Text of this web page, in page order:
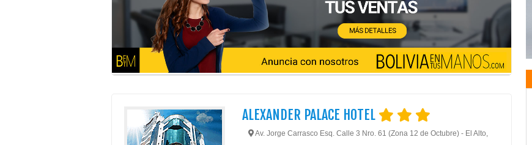
ALEXANDER PALACE HOTEL
Av. Jorge Carrasco Esq. Calle 3 Nro. 61 (Zona 12 de Octubre) - El Alto,